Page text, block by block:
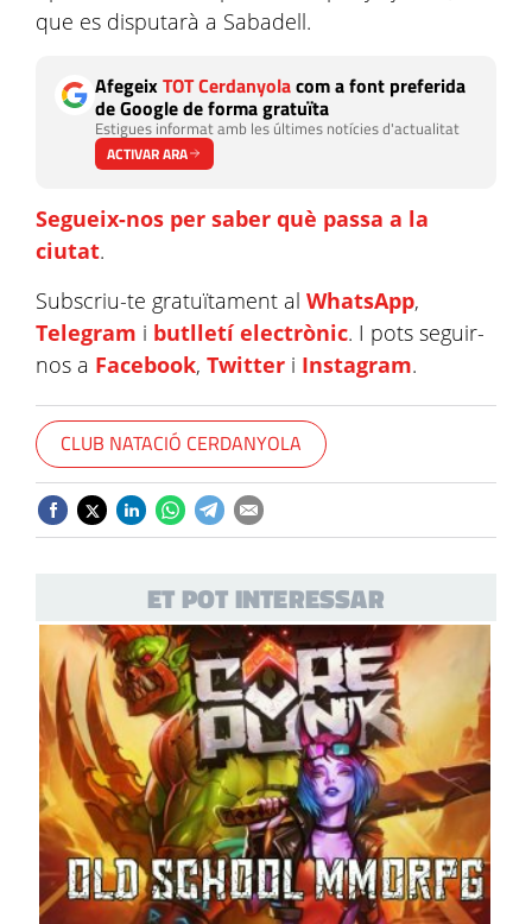
que es disputarà a Sabadell.
AfegeixTOT Cerdanyolacom a font preferida
de Google de forma gratuïta
Estigues informat amb les últimes notícies d'actualitat
ACTIVAR ARA
Segueix-nos per saber què passa a la
ciutat.
Subscriu-te gratuïtament al WhatsApp,
Telegram i butlletí electrònic. I pots seguir-
nos a Facebook, Twitter i Instagram.
CLUB NATACIÓ CERDANYOLA
ET POT INTERESSAR